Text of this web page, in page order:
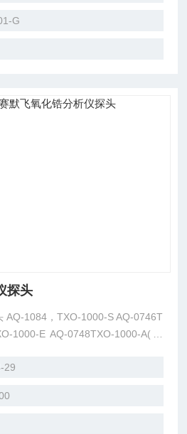
G
探头
AQ-1084，TXO-1000-S AQ-0746T
1000-E AQ-0748TXO-1000-A(普
S-V2
29